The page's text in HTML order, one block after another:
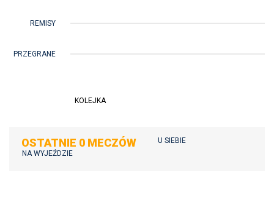
KOLEJKA
REMISY
PRZEGRANE
OSTATNIE 0 MECZÓW
U SIEBIE
NA WYJEŹDZIE